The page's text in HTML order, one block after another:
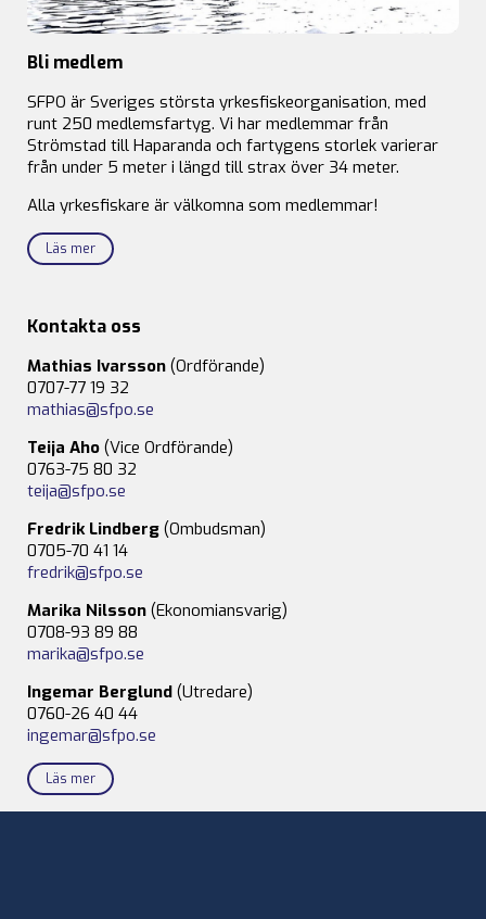
Bli medlem
SFPO är Sveriges största yrkesfiskeorganisation, med
runt 250 medlemsfartyg. Vi har medlemmar från
Strömstad till Haparanda och fartygens storlek varierar
från under 5 meter i längd till strax över 34 meter.
Alla yrkesfiskare är välkomna som medlemmar!
Läs mer
Kontakta oss
Mathias Ivarsson (Ordförande)
0707-77 19 32
mathias@sfpo.se
Teija Aho (Vice Ordförande)
0763-75 80 32
teija@sfpo.se
Fredrik Lindberg (Ombudsman)
0705-70 41 14
fredrik@sfpo.se
Marika Nilsson (Ekonomiansvarig)
0708-93 89 88
marika@sfpo.se
Ingemar Berglund (Utredare)
0760-26 40 44
ingemar@sfpo.se
Läs mer